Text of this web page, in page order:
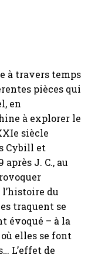
à travers temps
pièces qui
en
à explorer le
siècle
Cybill et
J. C., au
du
traquent se
évoqué – à la
elles se font
L’effet de